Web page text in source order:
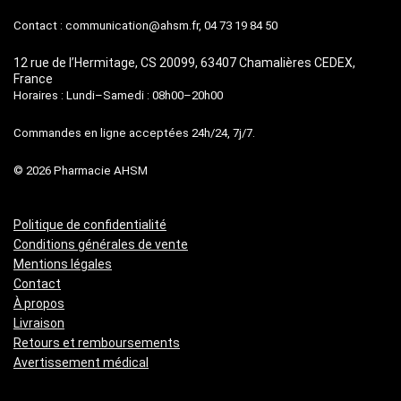
Contact : communication@ahsm.fr, 04 73 19 84 50
12 rue de l’Hermitage, CS 20099, 63407 Chamalières CEDEX,
France
Horaires : Lundi–Samedi : 08h00–20h00
Commandes en ligne acceptées 24h/24, 7j/7.
© 2026 Pharmacie AHSM
Politique de confidentialité
Conditions générales de vente
Mentions légales
Contact
À propos
Livraison
Retours et remboursements
Avertissement médical